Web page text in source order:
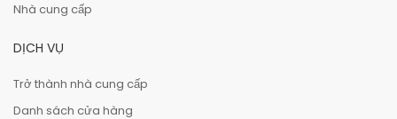
Nhà cung cấp
DỊCH VỤ
Trở thành nhà cung cấp
Danh sách cửa hàng